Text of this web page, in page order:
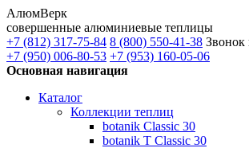
АлюмВерк
совершенные алюминиевые теплицы
+7 (812) 317-75-84 8 (800) 550-41-38
+7 (950) 006-80-53 +7 (953) 160-05-06
Основная навигация
Каталог
Коллекции теплиц
botanik Classic 30
botanik T Classic 30